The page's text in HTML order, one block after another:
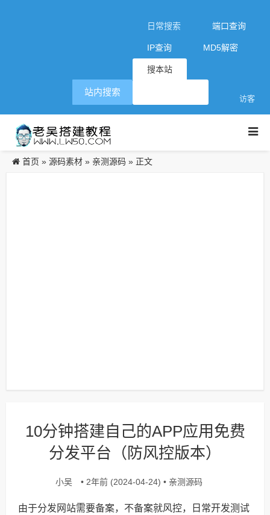
日常搜索 端口查询
IP查询 MD5解密
搜本站
访客
站内搜索
首页 » 源码素材 » 亲测源码 » 正文
10分钟搭建自己的APP应用免费
分发平台（防风控版本）
小吴 • 2年前 (2024-04-24) • 亲测源码
由于分发网站需要备案，不备案就风控，日常开发测试